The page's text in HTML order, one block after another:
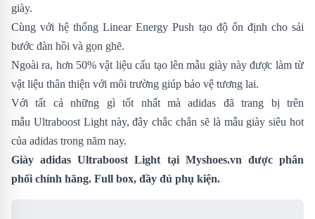
giày.
Cùng với hệ thống Linear Energy Push tạo độ ổn định cho sải
bước đàn hồi và gọn ghẽ.
Ngoài ra, hơn 50% vật liệu cấu tạo lên mẫu giày này được làm từ
vật liệu thân thiện với môi trường giúp bảo vệ tương lai.
Với tất cả những gì tốt nhất mà adidas đã trang bị trên
mẫu Ultraboost Light này, đây chắc chắn sẽ là mẫu giày siêu hot
của adidas trong năm nay.
Giày adidas Ultraboost Light tại Myshoes.vn được phân
phối chính hãng. Full box, đầy đủ phụ kiện.